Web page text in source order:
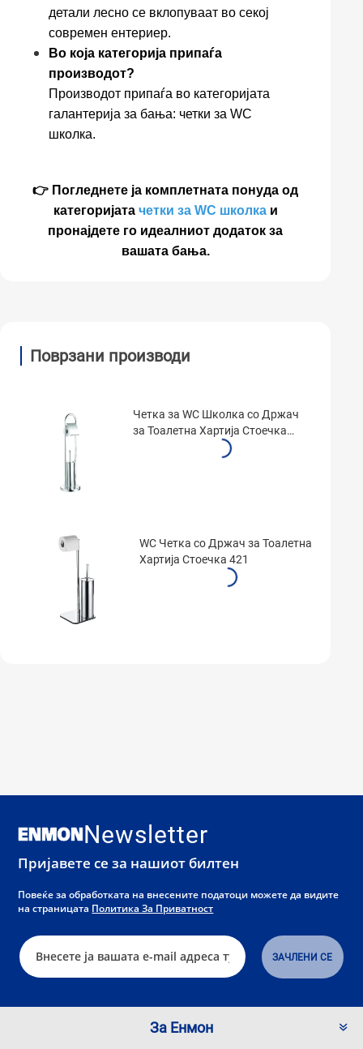
детали лесно се вклопуваат во секој
современ ентериер.
Во која категорија припаѓа
производот?
Производот припаѓа во категоријата
галантерија за бања: четки за WC
школка.
👉 Погледнете ја комплетната понуда од
категоријата четки за WC школкаи
пронајдете го идеалниот додаток за
вашата бања.
Поврзани производи
Четка за WC Школка со Држач
зa Тоалетна Хартија Стоечка
WC Четка со Држач за Тоалетна
Хартија Стоечка 421
Newsletter
Пријавете се за нашиот билтен
Повеќе за обработката на внесените податоци можете да видите
на страницата Политика За Приватност
За Енмон